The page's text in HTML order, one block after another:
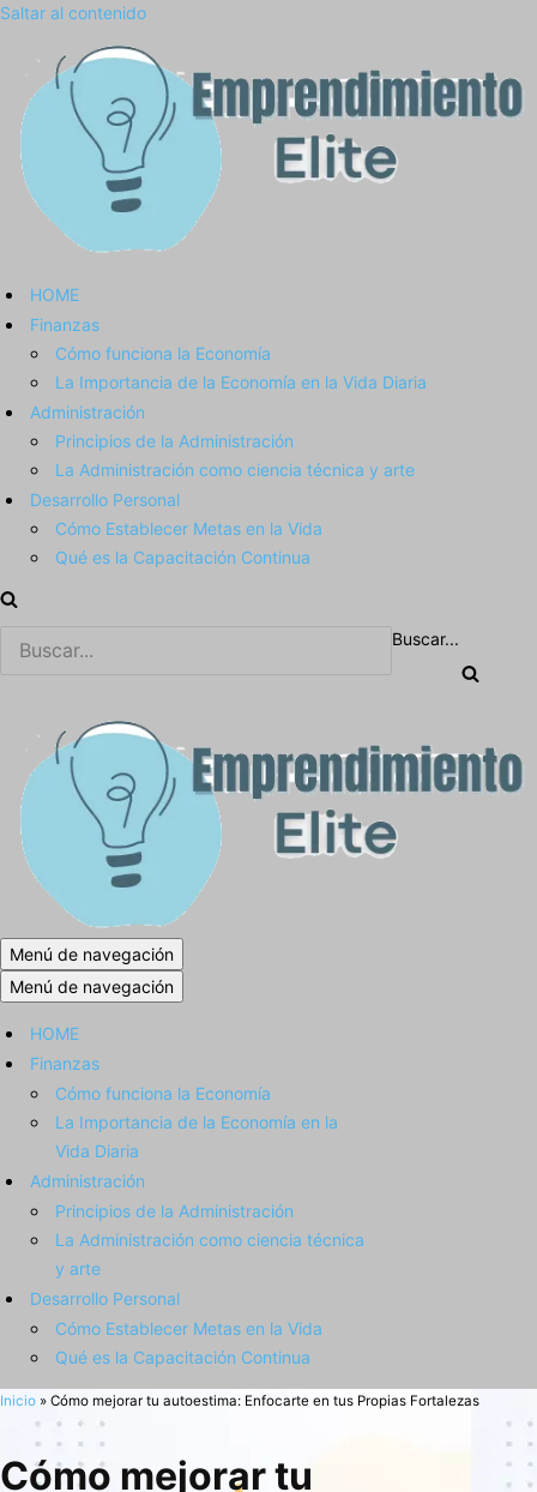
Saltar al contenido
HOME
Finanzas
Cómo funciona la Economía
La Importancia de la Economía en la Vida Diaria
Administración
Principios de la Administración
La Administración como ciencia técnica y arte
Desarrollo Personal
Cómo Establecer Metas en la Vida
Qué es la Capacitación Continua
Buscar...
Menú de navegación
Menú de navegación
HOME
Finanzas
Cómo funciona la Economía
La Importancia de la Economía en la
Vida Diaria
Administración
Principios de la Administración
La Administración como ciencia técnica
y arte
Desarrollo Personal
Cómo Establecer Metas en la Vida
Qué es la Capacitación Continua
Inicio » Cómo mejorar tu autoestima: Enfocarte en tus Propias Fortalezas
Cómo mejorar tu